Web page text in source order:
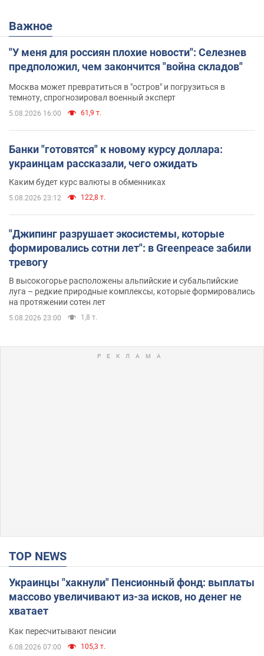
Важное
"У меня для россиян плохие новости": Селезнев
предположил, чем закончится "война складов"
Москва может превратиться в "остров" и погрузиться в
темноту, спрогнозировал военный эксперт
5.08.2026 16:00 61,9 т.
Банки "готовятся" к новому курсу доллара:
украинцам рассказали, чего ожидать
Каким будет курс валюты в обменниках
5.08.2026 23:12 122,8 т.
"Джипинг разрушает экосистемы, которые
формировались сотни лет": в Greenpeace забили
тревогу
В высокогорье расположены альпийские и субальпийские
луга – редкие природные комплексы, которые формировались
на протяжении сотен лет
5.08.2026 23:00 1,8 т.
TOP NEWS
Украинцы "хакнули" Пенсионный фонд: выплаты
массово увеличивают из-за исков, но денег не
хватает
Как пересчитывают пенсии
6.08.2026 07:00 105,3 т.